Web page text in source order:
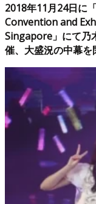
2018年11月24日に
Convention and
Singapore」にて乃
催、大盛況の中幕を